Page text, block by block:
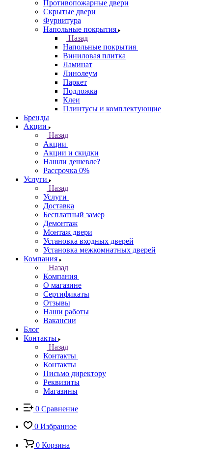
Противопожарные двери
Скрытые двери
Фурнитура
Напольные покрытия
Назад
Напольные покрытия
Виниловая плитка
Ламинат
Линолеум
Паркет
Подложка
Клеи
Плинтусы и комплектующие
Бренды
Акции
Назад
Акции
Акции и скидки
Нашли дешевле?
Рассрочка 0%
Услуги
Назад
Услуги
Доставка
Бесплатный замер
Демонтаж
Монтаж двери
Установка входных дверей
Установка межкомнатных дверей
Компания
Назад
Компания
О магазине
Сертификаты
Отзывы
Наши работы
Вакансии
Блог
Контакты
Назад
Контакты
Контакты
Письмо директору
Реквизиты
Магазины
0 Сравнение
0 Избранное
0 Корзина